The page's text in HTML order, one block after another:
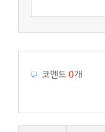
코멘트 0개